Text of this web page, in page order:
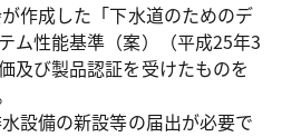
作成した「下水道のためのデ
ム性能基準（案）（平成25年3
及び製品認証を受けたものを
設備の新設等の届出が必要で